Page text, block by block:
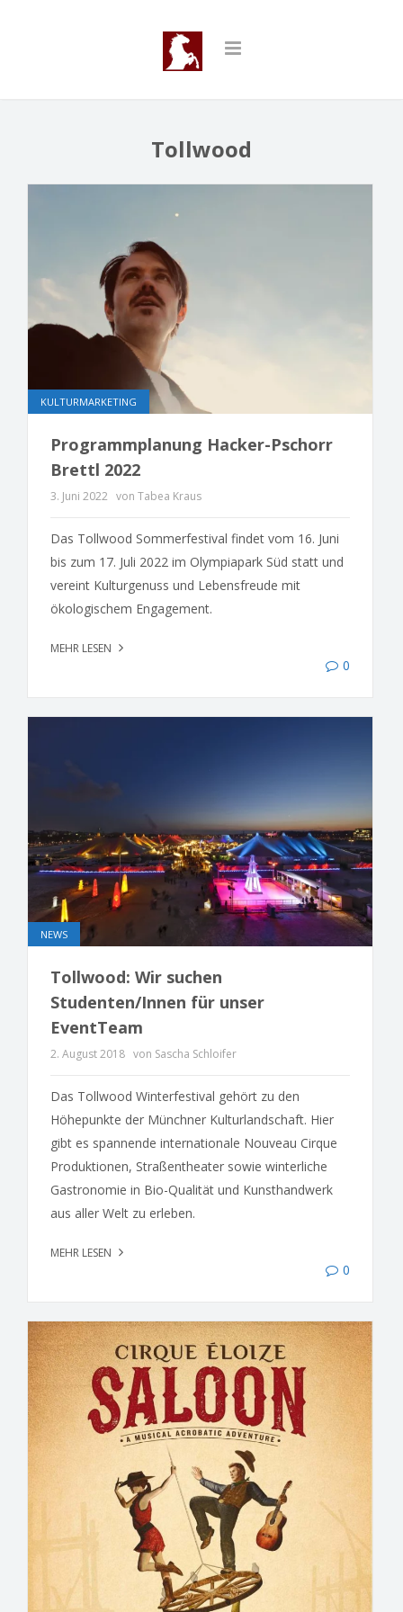
Tollwood
KULTURMARKETING
Programmplanung Hacker-Pschorr
Brettl 2022
3. Juni 2022 von Tabea Kraus
Das Tollwood Sommerfestival findet vom 16. Juni
bis zum 17. Juli 2022 im Olympiapark Süd statt und
vereint Kulturgenuss und Lebensfreude mit
ökologischem Engagement.
MEHR LESEN
0
NEWS
Tollwood: Wir suchen
Studenten/Innen für unser
EventTeam
2. August 2018 von Sascha Schloifer
Das Tollwood Winterfestival gehört zu den
Höhepunkte der Münchner Kulturlandschaft. Hier
gibt es spannende internationale Nouveau Cirque
Produktionen, Straßentheater sowie winterliche
Gastronomie in Bio-Qualität und Kunsthandwerk
aus aller Welt zu erleben.
MEHR LESEN
0